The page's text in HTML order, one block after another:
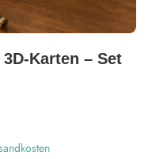
Karten – Set